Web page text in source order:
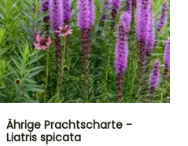
Ährige Prachtscharte -
Liatris spicata